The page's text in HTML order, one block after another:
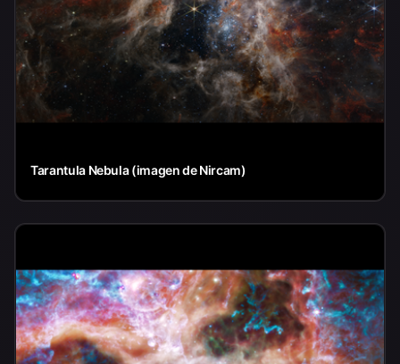
Tarantula Nebula (imagen de Nircam)